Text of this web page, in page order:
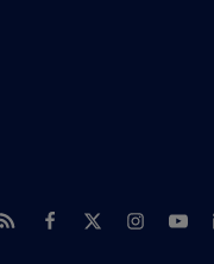
RSS-feed nieuws
Facebook
Twitter